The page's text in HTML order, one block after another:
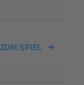
ZUM SPIEL